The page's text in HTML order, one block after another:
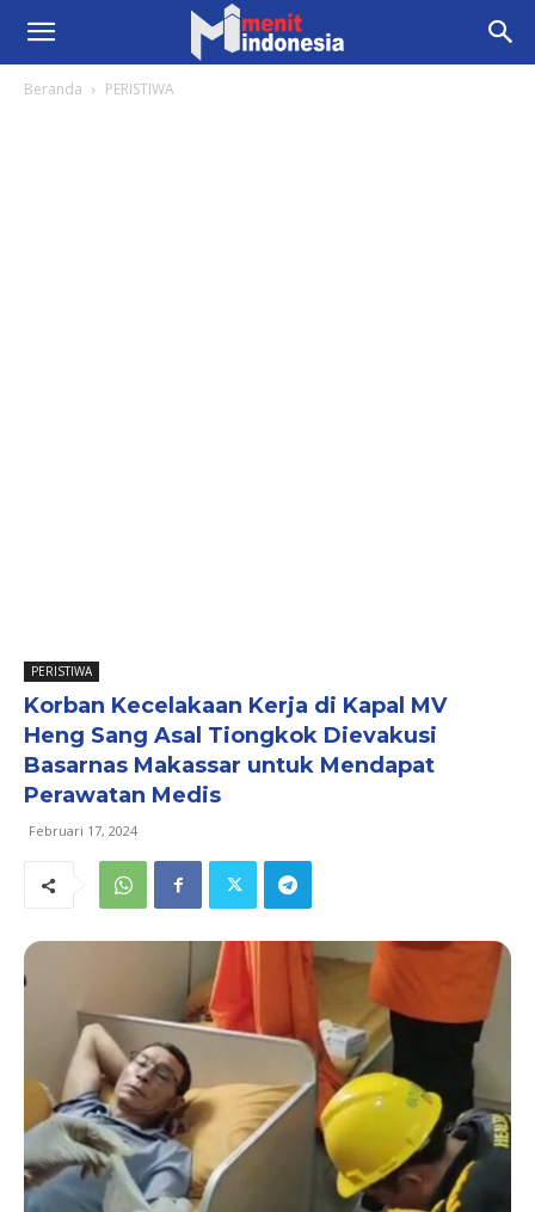
Beranda PERISTIWA
PERISTIWA
Korban Kecelakaan Kerja di Kapal MV
Heng Sang Asal Tiongkok Dievakusi
Basarnas Makassar untuk Mendapat
Perawatan Medis
Februari 17, 2024